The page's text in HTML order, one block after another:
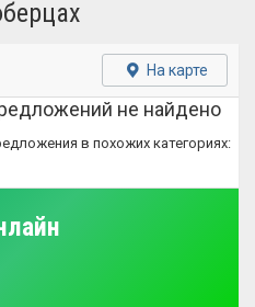
На карте
не найдено
в похожих категориях: